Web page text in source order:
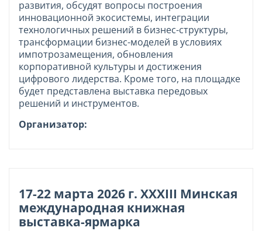
развития, обсудят вопросы построения
инновационной экосистемы, интеграции
технологичных решений в бизнес-структуры,
трансформации бизнес-моделей в условиях
импотрозамещения, обновления
корпоративной культуры и достижения
цифрового лидерства. Кроме того, на площадке
будет представлена выставка передовых
решений и инструментов.
Организатор:
17-22 марта 2026 г. XXXIII Минская
международная книжная
выставка-ярмарка